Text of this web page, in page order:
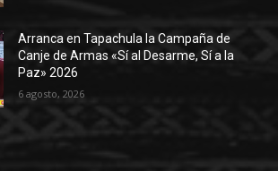
Arranca en Tapachula la Campaña de
Canje de Armas «Sí al Desarme, Sí a la
Paz» 2026
6 agosto, 2026